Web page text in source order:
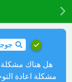
مشكلة اعادة